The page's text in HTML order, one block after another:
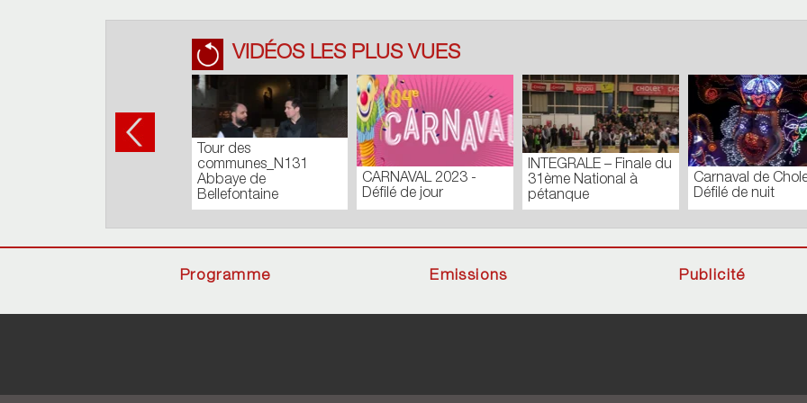
VIDÉOS LES PLUS VUES
Tour des
communes_N131
Abbaye de
Bellefontaine
CARNAVAL 2023 -
Défilé de jour
INTEGRALE – Finale du
31ème National à
pétanque
Carnaval de
Défilé de nuit
Programme Emissions Publicité